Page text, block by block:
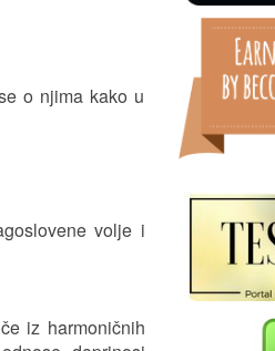
o njima kako u
volje i
iz harmoničnih